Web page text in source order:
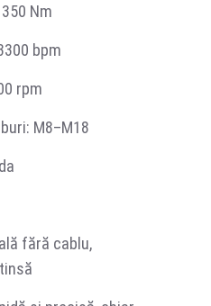
Nm
bpm
rpm
M8–M18
fără cablu,